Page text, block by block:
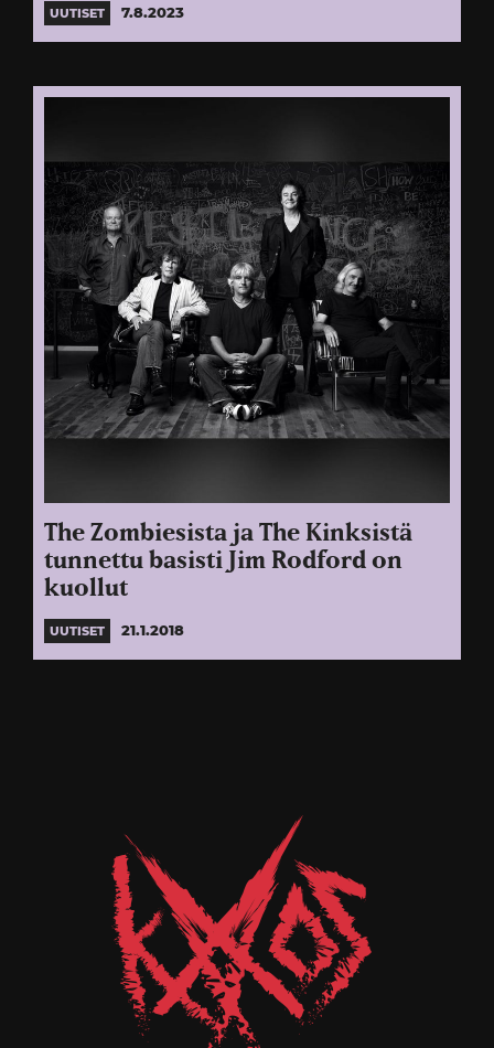
UUTISET 7.8.2023
The Zombiesista ja The Kinksistä
tunnettu basisti Jim Rodford on
kuollut
UUTISET 21.1.2018